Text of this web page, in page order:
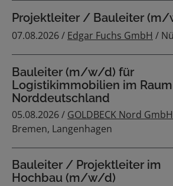
Projektleiter / Bauleiter
07.08.2026 / Edgar Fuchs GmbH /
Bauleiter (m/w/d) für
Logistikimmobilien im Raum
Norddeutschland
05.08.2026 / GOLDBECK Nord GmbH
Bremen, Langenhagen
Bauleiter / Projektleiter im
Hochbau (m/w/d)